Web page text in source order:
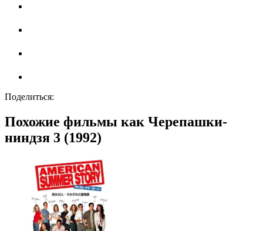
Поделиться:
Похожие фильмы как Черепашки-
ниндзя 3 (1992)